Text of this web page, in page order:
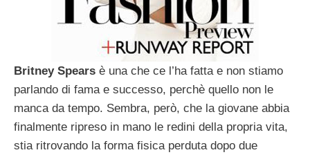
Britney Spears è una che ce l’ha fatta e non stiamo
parlando di fama e successo, perchè quello non le
manca da tempo. Sembra, però, che la giovane abbia
finalmente ripreso in mano le redini della propria vita,
stia ritrovando la forma fisica perduta dopo due